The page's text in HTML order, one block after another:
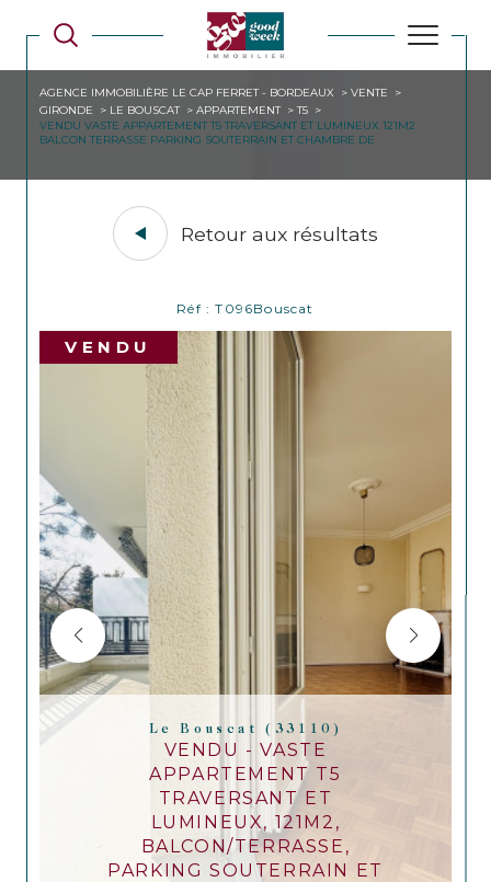
AGENCE IMMOBILIÈRE LE CAP FERRET - BORDEAUX
VENTE
GIRONDE
LE BOUSCAT APPARTEMENT
T5
VENDU VASTE APPARTEMENT T5 TRAVERSANT ET LUMINEUX 121M2
BALCON TERRASSE PARKING SOUTERRAIN ET CHAMBRE DE
Retour aux résultats
Réf : T096Bouscat
VENDU
Le Bouscat (33110)
VENDU - VASTE
APPARTEMENT T5
TRAVERSANT ET
LUMINEUX, 121M2,
BALCON/TERRASSE,
PARKING SOUTERRAIN ET